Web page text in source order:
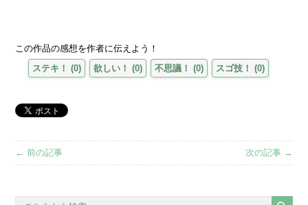
この作品の感想を作者に伝えよう！
ステキ！
(0) 欲しい！ (0) 不思議！ (0) スゴ技！ (0)
← 前の記事 次の記事 →